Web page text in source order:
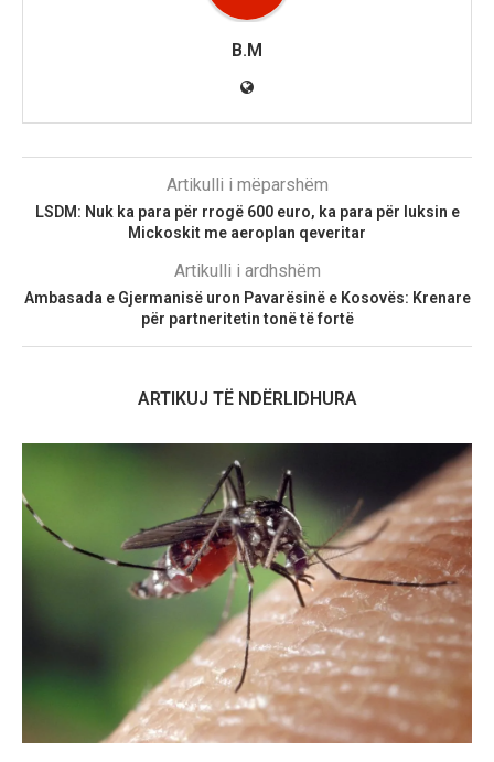
B.M
Artikulli i mëparshëm
LSDM: Nuk ka para për rrogë 600 euro, ka para për luksin e
Mickoskit me aeroplan qeveritar
Artikulli i ardhshëm
Ambasada e Gjermanisë uron Pavarësinë e Kosovës: Krenare
për partneritetin tonë të fortë
ARTIKUJ TË NDËRLIDHURA